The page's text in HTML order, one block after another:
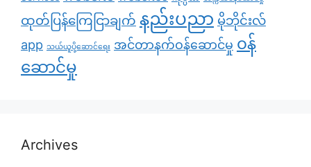
ထုတ်ပြန်ကြေငြာချက် နည်းပညာ မိုဘိုင်းလ်
app သယ်ယူပို့ဆောင်ရေး အင်တာနက်ဝန်ဆောင်မှု ၀န်
ဆောင်မှု
Archives